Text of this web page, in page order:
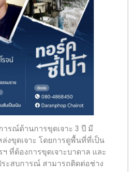
ารณ์ด้านการขุดเจาะ 3 ปี มี
งขุดเจาะ โดยการดูพื้นที่ที่เป็น
ที่ต้องการขุดเจาะบาดาล และ
ะสบการณ์ สามารถติดต่อช่าง